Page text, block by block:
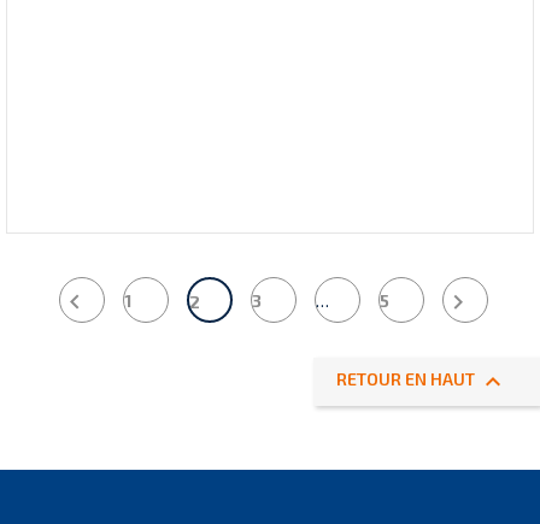
 1 2 3 … 5 
RETOUR EN HAUT 